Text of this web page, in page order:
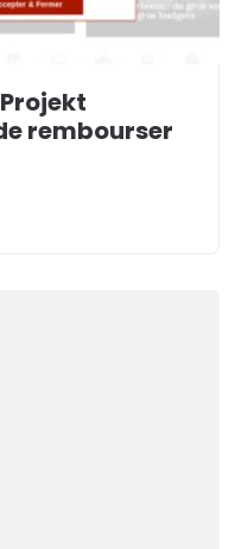
rembourser